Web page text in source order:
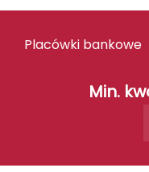
Placówki bankowe
Min.